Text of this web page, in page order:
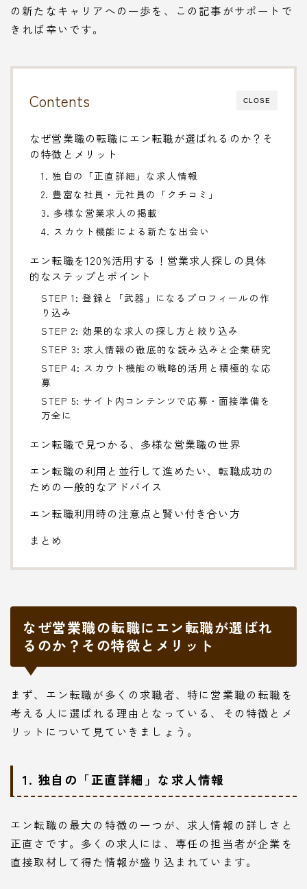
の新たなキャリアへの一歩を、この記事がサポートで
きれば幸いです。
CLOSE
Contents
なぜ営業職の転職にエン転職が選ばれるのか？そ
の特徴とメリット
1. 独自の「正直詳細」な求人情報
2. 豊富な社員・元社員の「クチコミ」
3. 多様な営業求人の掲載
4. スカウト機能による新たな出会い
エン転職を120%活用する！営業求人探しの具体
的なステップとポイント
STEP 1: 登録と「武器」になるプロフィールの作
り込み
STEP 2: 効果的な求人の探し方と絞り込み
STEP 3: 求人情報の徹底的な読み込みと企業研究
STEP 4: スカウト機能の戦略的活用と積極的な応
募
STEP 5: サイト内コンテンツで応募・面接準備を
万全に
エン転職で見つかる、多様な営業職の世界
エン転職の利用と並行して進めたい、転職成功の
ための一般的なアドバイス
エン転職利用時の注意点と賢い付き合い方
まとめ
なぜ営業職の転職にエン転職が選ばれ
るのか？その特徴とメリット
まず、エン転職が多くの求職者、特に営業職の転職を
考える人に選ばれる理由となっている、その特徴とメ
リットについて見ていきましょう。
1. 独自の「正直詳細」な求人情報
エン転職の最大の特徴の一つが、求人情報の詳しさと
正直さです。多くの求人には、専任の担当者が企業を
直接取材して得た情報が盛り込まれています。